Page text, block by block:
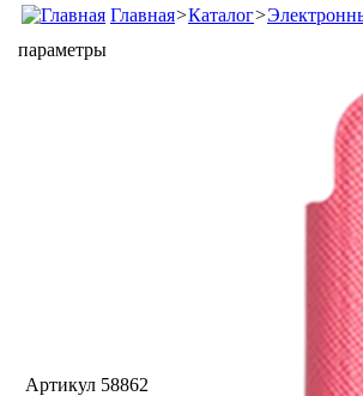
Главная>Каталог>
параметры
Артикул 58862